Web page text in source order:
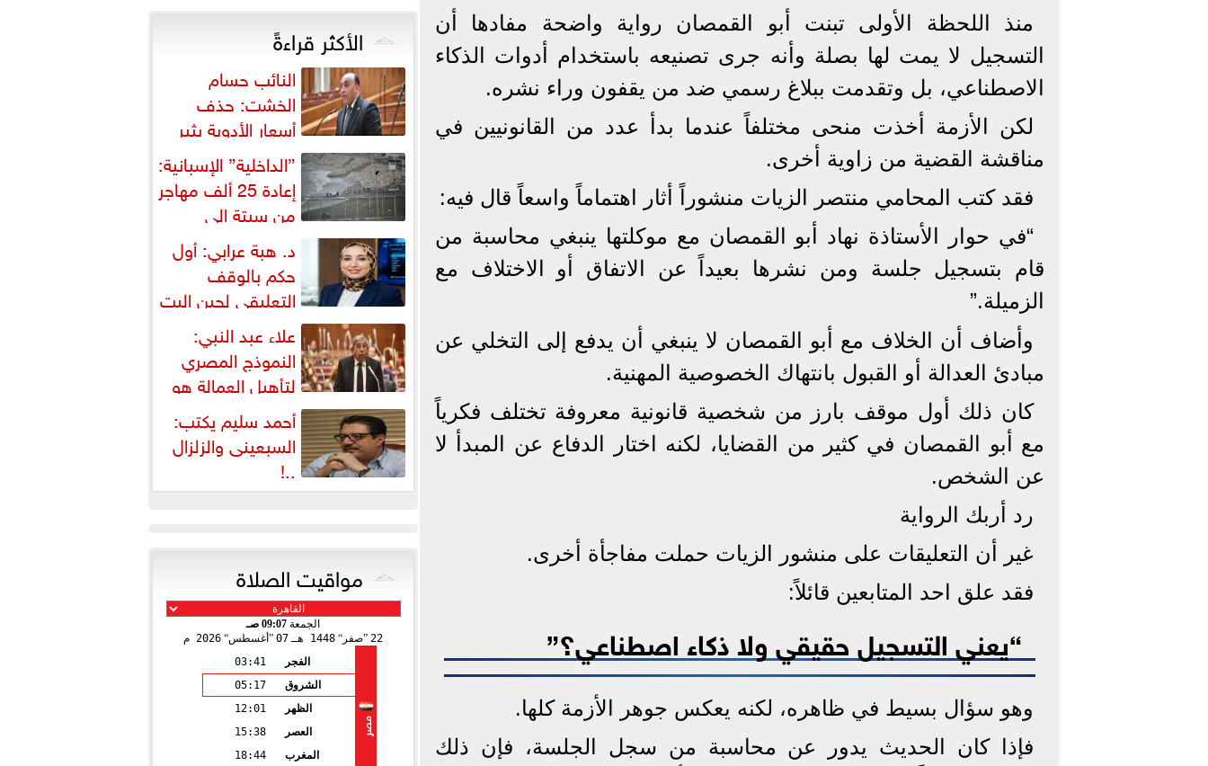
منذ اللحظة الأولى تبنت أبو القمصان رواية واضحة مفادها أن
التسجيل لا يمت لها بصلة وأنه جرى تصنيعه باستخدام أدوات الذكاء
الاصطناعي، بل وتقدمت ببلاغ رسمي ضد من يقفون وراء نشره.
لكن الأزمة أخذت منحى مختلفاً عندما بدأ عدد من القانونيين في
مناقشة القضية من زاوية أخرى.
فقد كتب المحامي منتصر الزيات منشوراً أثار اهتماماً واسعاً قال فيه:
“في حوار الأستاذة نهاد أبو القمصان مع موكلتها ينبغي محاسبة من
قام بتسجيل جلسة ومن نشرها بعيداً عن الاتفاق أو الاختلاف مع
الزميلة.”
وأضاف أن الخلاف مع أبو القمصان لا ينبغي أن يدفع إلى التخلي عن
مبادئ العدالة أو القبول بانتهاك الخصوصية المهنية.
كان ذلك أول موقف بارز من شخصية قانونية معروفة تختلف فكرياً
مع أبو القمصان في كثير من القضايا، لكنه اختار الدفاع عن المبدأ لا
عن الشخص.
رد أربك الرواية
غير أن التعليقات على منشور الزيات حملت مفاجأة أخرى.
فقد علق احد المتابعين قائلاً:
“يعني التسجيل حقيقي ولا ذكاء اصطناعي؟”
وهو سؤال بسيط في ظاهره، لكنه يعكس جوهر الأزمة كلها.
فإذا كان الحديث يدور عن محاسبة من سجل الجلسة، فإن ذلك
المصرية بالخارج
الأكاديمي
الأكثر قراءةً
النائب حسام
الخشت: حذف
أسعار الأدوية يثير
إشكالية دستورية ويهدد حق
المواطن...
”الداخلية” الإسبانية:
إعادة 25 ألف مهاجر
من سبتة إلى
المغرب... وارتفاع حصيلة...
د. هبة عرابي: أول
حكم بالوقف
التعليقي لحين البت
في الطعن على... علاء عبد النبي:
النموذج المصري
لتأهيل العمالة هو
البديل العملي والأمثل لأزمات...
أحمد سليم يكتب:
السبعينى والزلزال
..!
مواقيت الصلاة
الجمعة 09:07 صـ
22 صفر 1448 هـ 07 أغسطس 2026 م
مصر
الفجر
03:41
الشروق
05:17
الظهر
12:01
العصر
15:38
المغرب
18:44